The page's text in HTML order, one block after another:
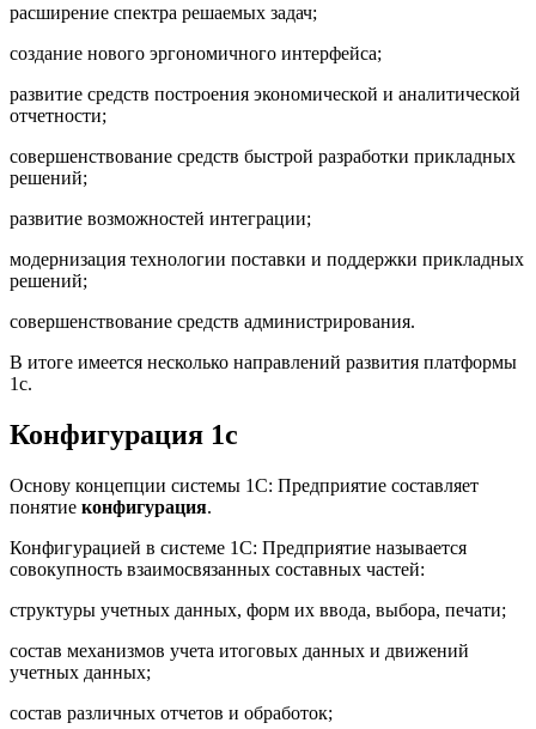
расширение спектра решаемых задач;
создание нового эргономичного интерфейса;
развитие средств построения экономической и аналитической
отчетности;
совершенствование средств быстрой разработки прикладных
решений;
развитие возможностей интеграции;
модернизация технологии поставки и поддержки прикладных
решений;
совершенствование средств администрирования.
В итоге имеется несколько направлений развития платформы
1с.
Конфигурация 1с
Основу концепции системы 1С: Предприятие составляет
понятие конфигурация.
Конфигурацией в системе 1С: Предприятие называется
совокупность взаимосвязанных составных частей:
структуры учетных данных, форм их ввода, выбора, печати;
состав механизмов учета итоговых данных и движений
учетных данных;
состав различных отчетов и обработок;